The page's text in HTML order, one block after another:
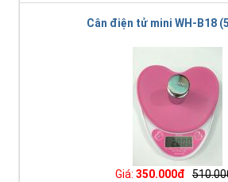
Cân điện tử mini WH-B18
Giá: 350.000đ